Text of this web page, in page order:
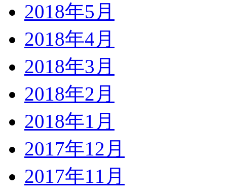
2018年5月
2018年4月
2018年3月
2018年2月
2018年1月
2017年12月
2017年11月